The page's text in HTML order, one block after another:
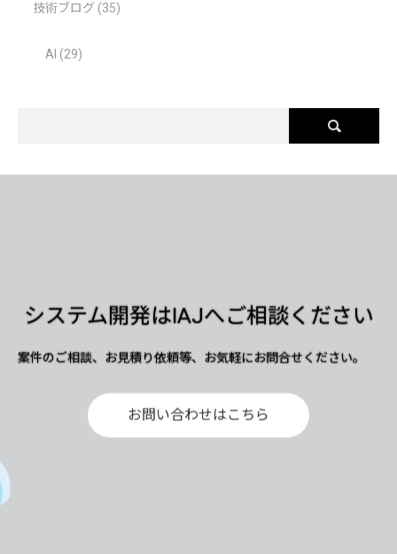
技術ブログ (35)
AI (29)
システム開発はIAJへご相談ください
案件のご相談、お見積り依頼等、お気軽にお問合せください。
お問い合わせはこちら